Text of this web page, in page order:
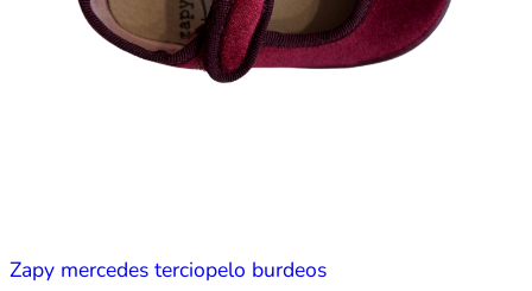
Zapy mercedes terciopelo burdeos